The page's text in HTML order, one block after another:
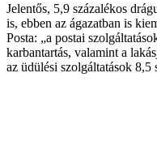
Jelentős, 5,9 százalékos
is, ebben az ágazatban is
Posta: „a postai
karbantartás, valamint a
az üdülési szolgáltatások